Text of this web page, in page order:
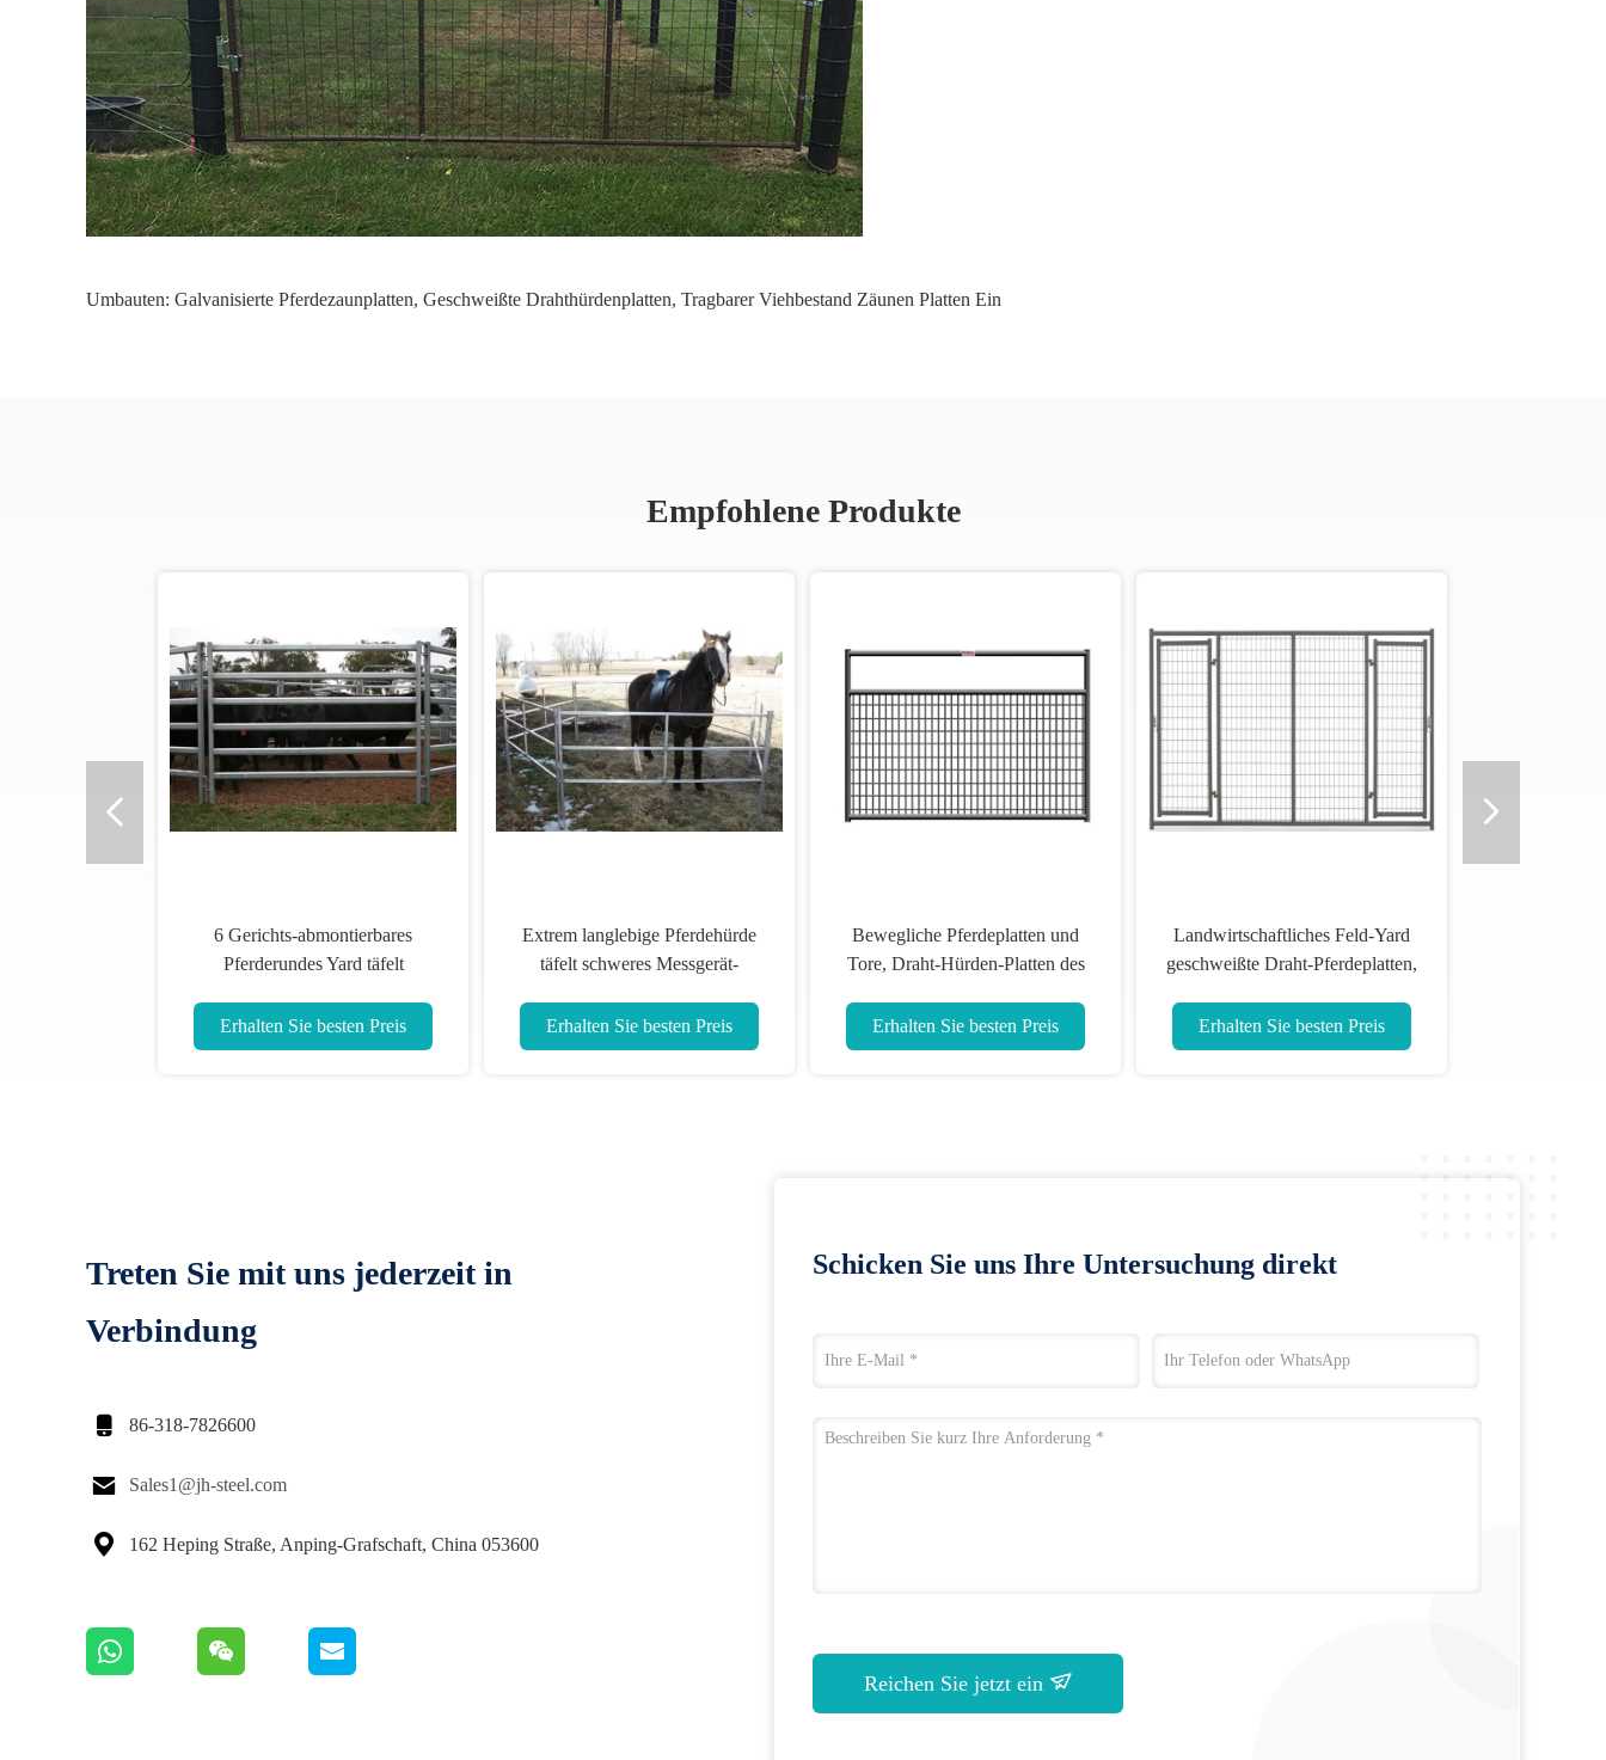
Umbauten: Galvanisierte Pferdezaunplatten, Geschweißte Drahthürdenplatten, Tragbarer Viehbestand Zäunen Platten Ein
Empfohlene Produkte
6 Gerichts-abmontierbares
Pferderundes Yard täfelt
Erhalten Sie besten Preis
Extrem langlebige Pferdehürde
täfelt schweres Messgerät-
Erhalten Sie besten Preis
Bewegliche Pferdeplatten und
Tore, Draht-Hürden-Platten des
geschweißte
Erhalten Sie besten Preis
Landwirtschaftliches Feld-Yard
geschweißte Draht-Pferdeplatten,
Erhalten Sie besten Preis
Treten Sie mit uns jederzeit in
Verbindung
 86-318-7826600
 Sales1@jh-steel.com
 162 Heping Straße, Anping-Grafschaft, China 053600
Schicken Sie uns Ihre Untersuchung direkt
Reichen Sie jetzt ein